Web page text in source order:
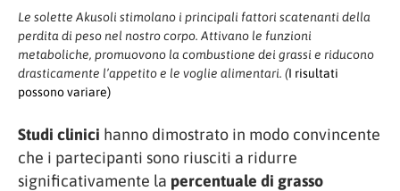
Le solette Akusoli stimolano i principali fattori scatenanti della
perdita di peso nel nostro corpo. Attivano le funzioni
metaboliche, promuovono la combustione dei grassi e riducono
drasticamente l’appetito e le voglie alimentari. (I risultati
possono variare)
Studi clinici hanno dimostrato in modo convincente
che i partecipanti sono riusciti a ridurre
significativamente la percentuale di grasso